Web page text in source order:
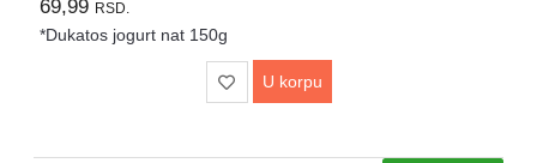
69,99 RSD.
*Dukatos jogurt nat 150g
U korpu